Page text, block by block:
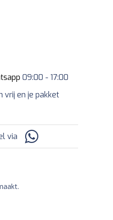
09:00 - 17:00
vrij en je pakket
via